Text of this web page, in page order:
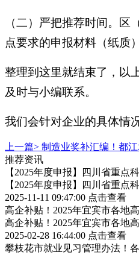
（二）严把推荐时间。
点要求的申报材料（纸质）
整理到这里就结束了，以
及时与小编联系。
我们会针对企业的具体情
上一篇> 制造业奖补汇编！都
推荐资讯
【2025年度申报】四川省重点
【2025年度申报】四川省重点
2025-11-11 09:47:00 点击查看
高企补贴！2025年宜宾市各地
高企补贴！2025年宜宾市各地
2025-02-28 16:44:00 点击查看
攀枝花市就业见习管理办法！